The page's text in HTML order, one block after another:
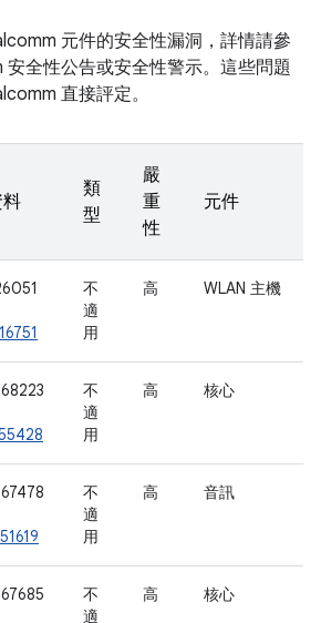
元件的安全性漏洞，詳情請參
安全性公告或安全性警示。這些問題
直接評定。
類
型
嚴
重
性
元件
不
適
用
高 WLAN 主機
不
適
用
高 核心
不
適
用
高 音訊
不
適
高 核心